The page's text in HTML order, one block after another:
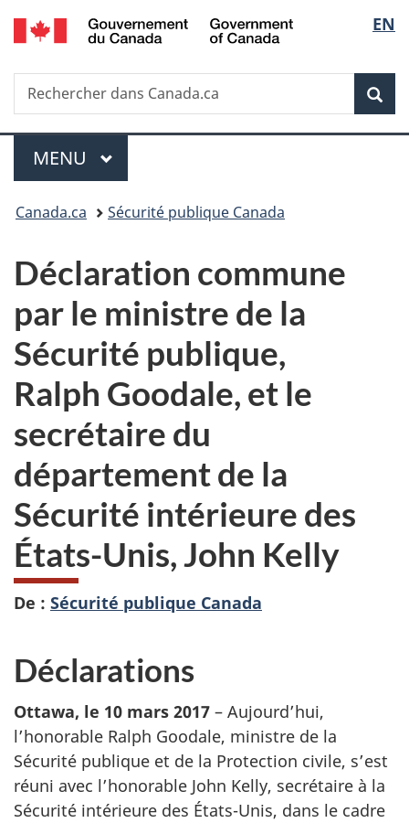
Passer
au
principal
Passer
à
Au
du
Passer
à
version
simplifiée
de
la
EN
Recherche
Rechercher
dans
Menu
MENU PRINCIPAL
Vous
ici :
Canada.ca Sécurité publique Canada
Déclaration commune
par le ministre de la
Sécurité publique,
Ralph Goodale, et le
secrétaire du
département de la
Sécurité intérieure des
États-Unis, John Kelly
De : Sécurité publique Canada
Déclarations
Ottawa, le 10 mars 2017 – Aujourd’hui,
l’honorable Ralph Goodale, ministre de la
Sécurité publique et de la Protection civile, s’est
réuni avec l’honorable John Kelly, secrétaire à la
Sécurité intérieure des États-Unis, dans le cadre